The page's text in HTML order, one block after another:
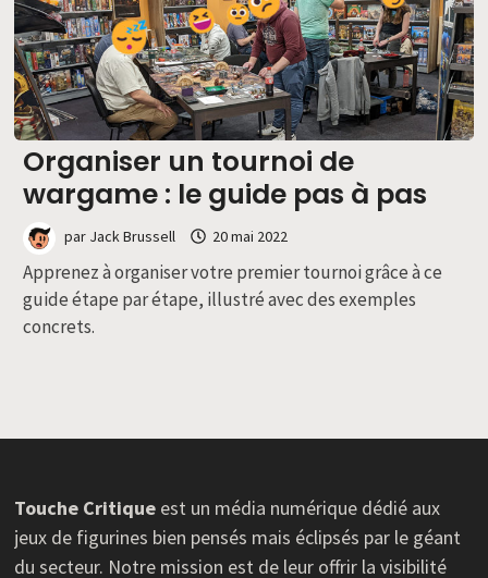
Organiser un tournoi de
wargame : le guide pas à pas
par Jack Brussell 20 mai 2022
Apprenez à organiser votre premier tournoi grâce à ce
guide étape par étape, illustré avec des exemples
concrets.
Touche Critique est un média numérique dédié aux
jeux de figurines bien pensés mais éclipsés par le géant
du secteur. Notre mission est de leur offrir la visibilité